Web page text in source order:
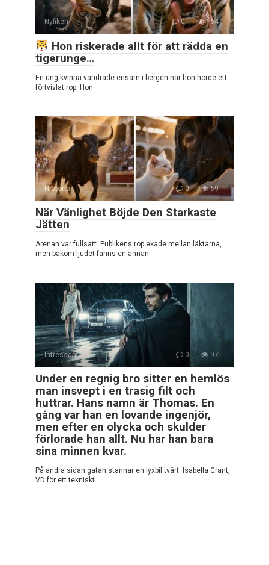
Nyfiken 0 164
Hon riskerade allt för att rädda en
tigerunge…
En ung kvinna vandrade ensam i bergen när hon hörde ett
förtvivlat rop. Hon
Historia 0 69
När Vänlighet Böjde Den Starkaste
Jätten
Arenan var fullsatt. Publikens rop ekade mellan läktarna,
men bakom ljudet fanns en annan
Intressant 0 97
Under en regnig bro sitter en hemlös
man insvept i en trasig filt och
huttrar. Hans namn är Thomas. En
gång var han en lovande ingenjör,
men efter en olycka och skulder
förlorade han allt. Nu har han bara
sina minnen kvar.
På andra sidan gatan stannar en lyxbil tvärt. Isabella Grant,
VD för ett tekniskt